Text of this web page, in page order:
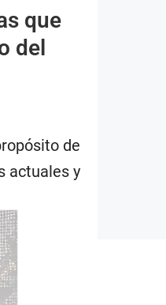
que
del
de
actuales y